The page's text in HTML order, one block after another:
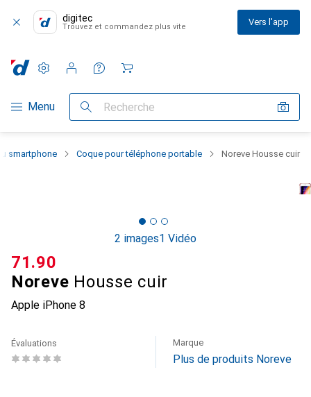
digitec
Trouvez et commandez plus vite Vers l'app
Navigation par catégorie
Menu Recherche
Paramètres
Compte client
Listes de comparaison
Listes d'envies
Panier
smartphone Coque pour téléphone portable Noreve Housse cuir
2 images1 Vidéo
Noreve Housse cuir
Apple iPhone 8
CHF
71.90
Évaluations Marque
Plus de produits Noreve